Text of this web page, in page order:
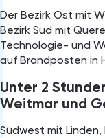
Der Bezirk Ost mit
Bezirk Süd mit
Technologie- und
auf Brandposten in
Unter 2
Weitmar und
Südwest mit